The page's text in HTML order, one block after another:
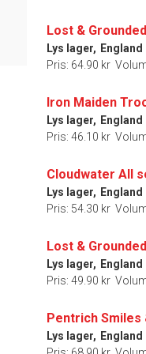
Lost &
Lys lager, England
Pris: 64.90 kr
Iron Maiden
Lys lager, England
Pris: 46.10 kr
Cloudwater All
Lys lager, England
Pris: 54.30 kr
Lost &
Lys lager, England
Pris: 49.90 kr
Pentrich Smiles
Lys lager, England